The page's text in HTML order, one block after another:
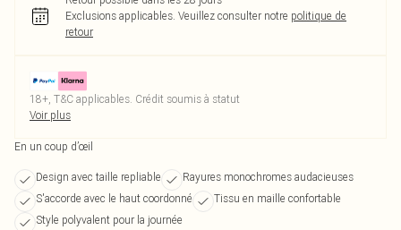
Exclusions applicables. Veuillez consulter notre politique de
retour
18+, T&C applicables. Crédit soumis à statut
Voir plus
En un coup d’œil
Design avec taille repliable
Rayures monochromes audacieuses
S'accorde avec le haut coordonné
Tissu en maille confortable
Style polyvalent pour la journée